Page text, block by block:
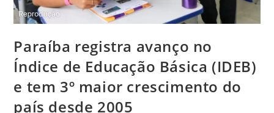
Paraíba registra avanço no
Índice de Educação Básica (IDEB)
e tem 3º maior crescimento do
país desde 2005